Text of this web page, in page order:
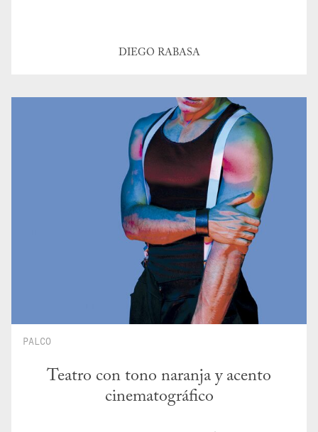
DIEGO RABASA
PALCO
Teatro con tono naranja y acento
cinematográfico